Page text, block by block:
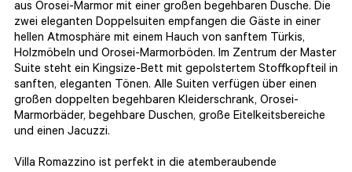
aus Orosei-Marmor mit einer großen begehbaren Dusche. Die
zwei eleganten Doppelsuiten empfangen die Gäste in einer
hellen Atmosphäre mit einem Hauch von sanftem Türkis,
Holzmöbeln und Orosei-Marmorböden. Im Zentrum der Master
Suite steht ein Kingsize-Bett mit gepolstertem Stoffkopfteil in
sanften, eleganten Tönen. Alle Suiten verfügen über einen
großen doppelten begehbaren Kleiderschrank, Orosei-
Marmorbäder, begehbare Duschen, große Eitelkeitsbereiche
und einen Jacuzzi.
Villa Romazzino ist perfekt in die atemberaubende